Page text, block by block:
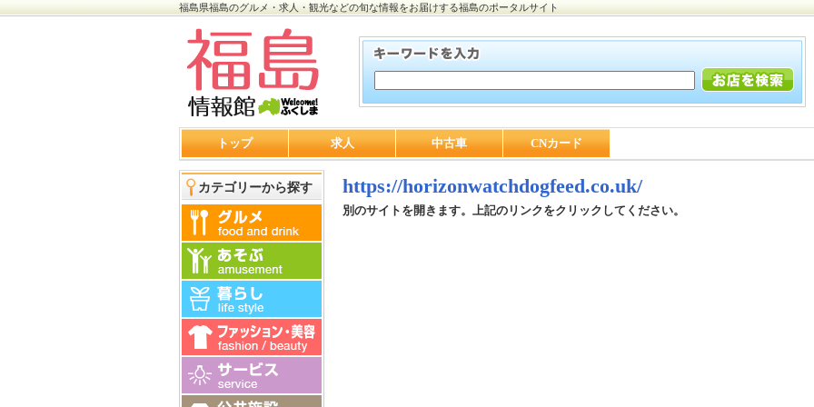
福島県福島のグルメ・求人・観光などの旬な情報をお届けする福島のポータルサイト
トップ 求人 中古車 CNカード
カテゴリーから探す https://horizonwatchdogfeed.co.uk/
別のサイトを開きます。上記のリンクをクリックしてください。